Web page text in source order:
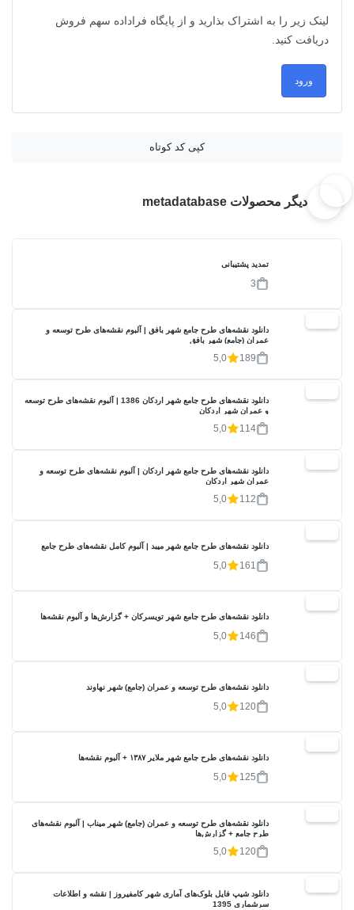
لینک زیر را به اشتراک بذارید و از پایگاه فراداده سهم فروش
دریافت کنید.
ورود
کپی کد کوتاه
دیگر محصولات metadatabase
تمدید پشتیبانی
3
دانلود نقشه‌های طرح جامع شهر بافق | آلبوم نقشه‌های طرح توسعه و
عمران (جامع) شهر بافق
189
5,0
دانلود نقشه‌های طرح جامع شهر اردکان 1386 | آلبوم نقشه‌های طرح توسعه
و عمران شهر اردکان
114
5,0
دانلود نقشه‌های طرح جامع شهر اردکان | آلبوم نقشه‌های طرح توسعه و
عمران شهر اردکان
112
5,0
دانلود نقشه‌های طرح جامع شهر میبد | آلبوم کامل نقشه‌های طرح جامع
161
5,0
دانلود نقشه‌های طرح جامع شهر تویسرکان + گزارش‌ها و آلبوم نقشه‌ها
146
5,0
دانلود نقشه‌های طرح توسعه و عمران (جامع) شهر نهاوند
120
5,0
دانلود نقشه‌های طرح جامع شهر ملایر ۱۳۸۷ + آلبوم نقشه‌ها
125
5,0
دانلود نقشه‌های طرح توسعه و عمران (جامع) شهر میناب | آلبوم نقشه‌های
طرح جامع + گزارش‌ها
120
5,0
دانلود شیپ فایل بلوک‌های آماری شهر کامفیروز | نقشه و اطلاعات
سرشماری 1395